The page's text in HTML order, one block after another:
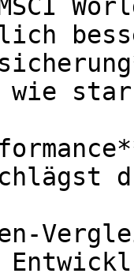
– wie